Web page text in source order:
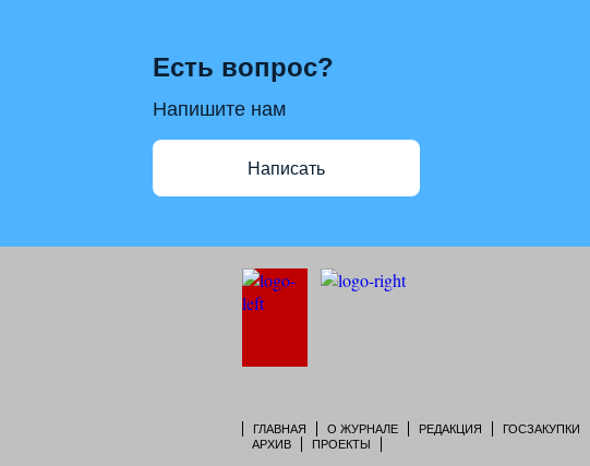
Есть вопрос?
Напишите нам
Написать
ГЛАВНАЯ О ЖУРНАЛЕ РЕДАКЦИЯ ГОСЗАКУПКИ
АРХИВ
ПРОЕКТЫ